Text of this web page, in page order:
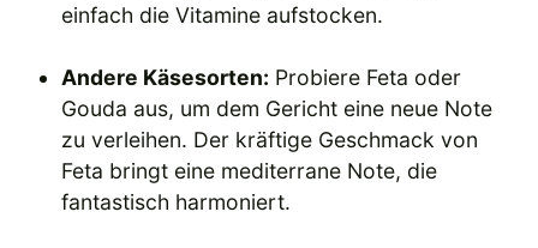
einfach die Vitamine aufstocken.
Andere Käsesorten: Probiere Feta oder
Gouda aus, um dem Gericht eine neue Note
zu verleihen. Der kräftige Geschmack von
Feta bringt eine mediterrane Note, die
fantastisch harmoniert.